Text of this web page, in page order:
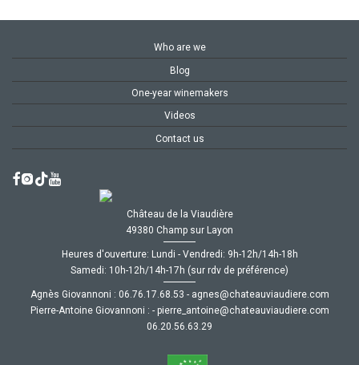
Who are we
Blog
One-year winemakers
Videos
Contact us
Château de la Viaudière
49380 Champ sur Layon
Heures d'ouverture: Lundi - Vendredi: 9h-12h/14h-18h
Samedi: 10h-12h/14h-17h (sur rdv de préférence)
Agnès Giovannoni : moc.ereiduaivuaetahc@senga
-
35.86.71.67.60
Pierre-Antoine Giovannoni :
moc.ereiduaivuaetahc@eniotna_erreip
-
92.36.65.02.60